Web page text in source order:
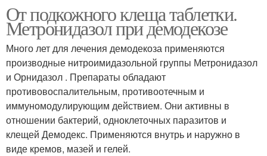
От подкожного клеща таблетки.
Метронидазол при демодекозе
Много лет для лечения демодекоза применяются
производные нитроимидазольной группы Метронидазол
и Орнидазол . Препараты обладают
противовоспалительным, противоотечным и
иммуномодулирующим действием. Они активны в
отношении бактерий, одноклеточных паразитов и
клещей Демодекс. Применяются внутрь и наружно в
виде кремов, мазей и гелей.